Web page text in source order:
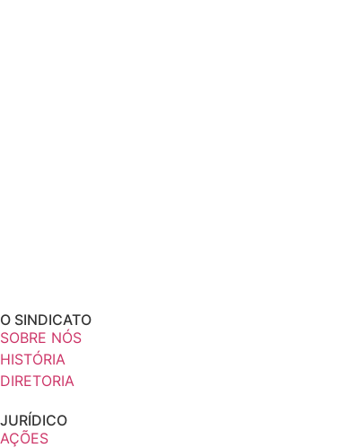
O SINDICATO
SOBRE NÓS
HISTÓRIA
DIRETORIA
JURÍDICO
AÇÕES